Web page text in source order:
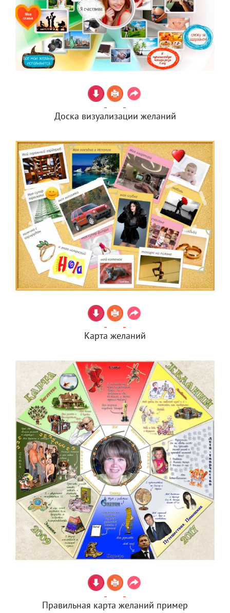
Доска визуализации желаний
Карта желаний
Правильная карта желаний пример